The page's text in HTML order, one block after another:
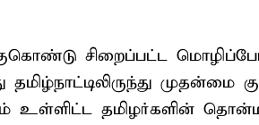
சிறைப்பட்ட
முதன்மை
உள்ளிட்ட தமிழர்களின்